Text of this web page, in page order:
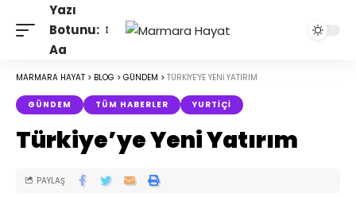
Yazı
Botunu:
Aa
MARMARA HAYAT > BLOG > GÜNDEM > TÜRKIYE’YE YENI YATIRIM
GÜNDEM TÜM HABERLER YURTIÇI
Türkiye’ye Yeni Yatırım
PAYLAŞ